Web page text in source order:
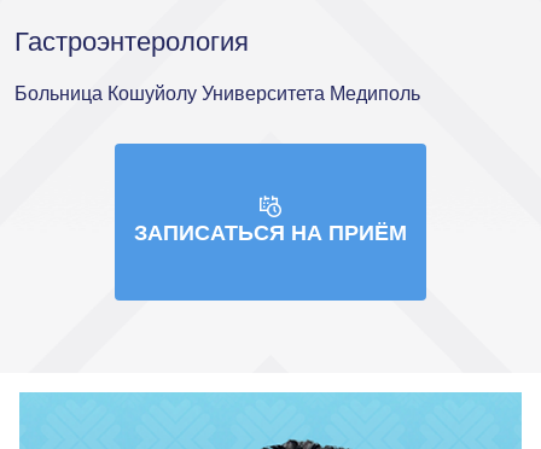
Гастроэнтерология
Больница Кошуйолу Университета Медиполь
ЗАПИСАТЬСЯ НА ПРИЁМ